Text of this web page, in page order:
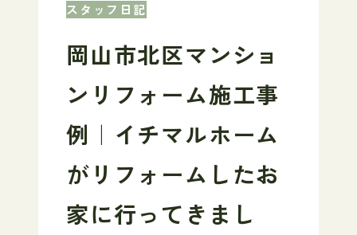
スタッフ日記
岡山市北区マンショ
ンリフォーム施工事
例｜イチマルホーム
がリフォームしたお
家に行ってきまし